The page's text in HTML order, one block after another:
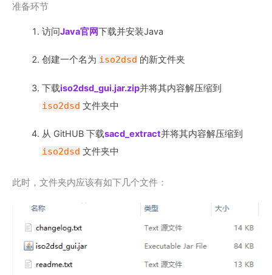
准备环节
访问Java官网下载并安装Java
创建一个名为 iso2dsd 的新文件夹
下载iso2dsd_gui.jar.zip并将其内容解压缩到
iso2dsd 文件夹中
从 GitHUB 下载sacd_extract并将其内容解压缩到
iso2dsd 文件夹中
此时，文件夹内应该有如下几个文件：